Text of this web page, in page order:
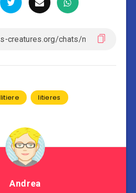
litiere litieres
Andrea